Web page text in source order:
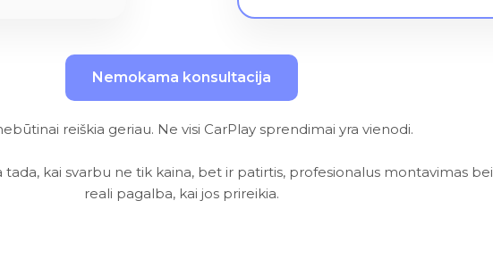
Nemokama konsultacija
reiškia geriau. Ne visi CarPlay sprendimai yra vienodi.
tada, kai svarbu ne tik kaina, bet ir patirtis, profesionalus montavimas bei
reali pagalba, kai jos prireikia.